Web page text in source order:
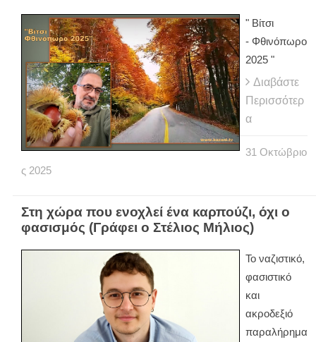
" Βίτσι
- Φθινόπωρο
2025 "
Διαβάστε
Περισσότερ
α
31 Οκτώβριο
ς 2025
Στη χώρα που ενοχλεί ένα καρπούζι, όχι ο
φασισμός (Γράφει ο Στέλιος Μήλιος)
Το ναζιστικό,
φασιστικό
και
ακροδεξιό
παραλήρημα